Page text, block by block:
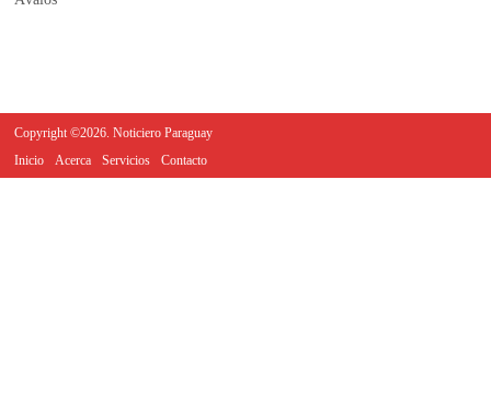
Copyright ©2026. Noticiero Paraguay
Inicio
Acerca Servicios Contacto